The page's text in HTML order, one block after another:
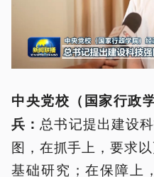
中央党校（国家行政
兵：总书记提出建设
图，在抓手上，要求
基础研究；在保障上